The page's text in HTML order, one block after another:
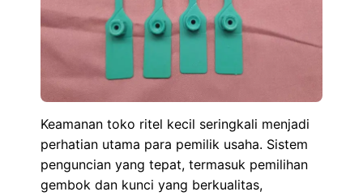
Keamanan toko ritel kecil seringkali menjadi
perhatian utama para pemilik usaha. Sistem
penguncian yang tepat, termasuk pemilihan
gembok dan kunci yang berkualitas,